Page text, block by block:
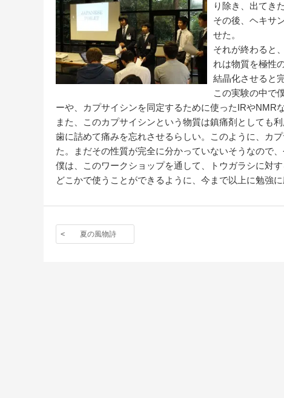
り除き、出てき
その後、ヘキサ
せた。
それが終わると
れは物質を極性
結晶化させると
この実験の中で
ーや、カプサイシンを同定するために使ったIRやNMR
また、このカプサイシンという物質は鎮痛剤としても
歯に詰めて痛みを忘れさせるらしい。このように、カ
た。まだその性質が完全に分かっていないそうなので、
僕は、このワークショップを通して、トウガラシに対
どこかで使うことができるように、今まで以上に勉強に
夏の風物詩